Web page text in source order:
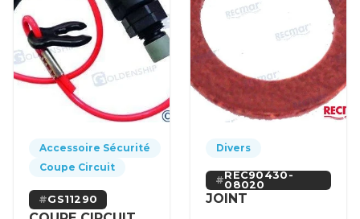
Accessoire Sécurité
Coupe Circuit
GS11290
Divers
REC90430-
08020
JOINT